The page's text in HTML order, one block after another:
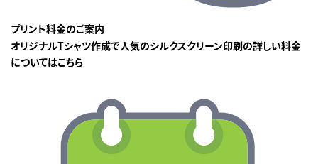
プリント料金のご案内
オリジナルTシャツ作成で人気のシルクスクリーン印刷の詳しい料金
についてはこちら